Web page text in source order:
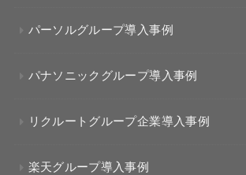
パーソルグループ導入事例
パナソニックグループ導入事例
リクルートグループ企業導入事例
楽天グループ導入事例